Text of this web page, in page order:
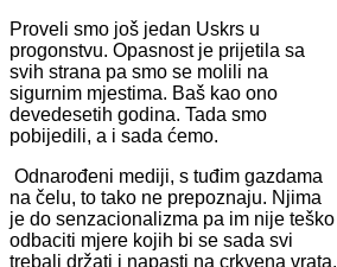
Proveli smo još jedan Uskrs u
progonstvu. Opasnost je prijetila sa
svih strana pa smo se molili na
sigurnim mjestima. Baš kao ono
devedesetih godina. Tada smo
pobijedili, a i sada ćemo.
Odnarođeni mediji, s tuđim gazdama
na čelu, to tako ne prepoznaju. Njima
je do senzacionalizma pa im nije teško
odbaciti mjere kojih bi se sada svi
trebali držati i napasti na crkvena vrata.